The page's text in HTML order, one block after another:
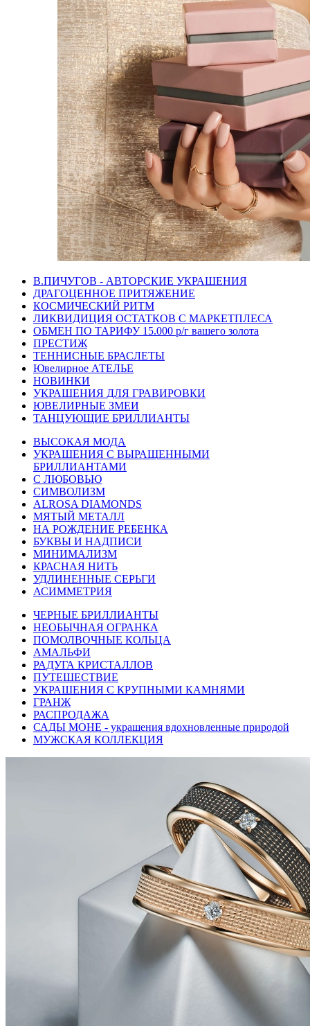
В.ПИЧУГОВ - АВТОРСКИЕ УКРАШЕНИЯ
ДРАГОЦЕННОЕ ПРИТЯЖЕНИЕ
КОСМИЧЕСКИЙ РИТМ
ЛИКВИДИЦИЯ ОСТАТКОВ С МАРКЕТПЛЕСА
ОБМЕН ПО ТАРИФУ 15.000 р/г вашего золота
ПРЕСТИЖ
ТЕННИСНЫЕ БРАСЛЕТЫ
Ювелирное АТЕЛЬЕ
НОВИНКИ
УКРАШЕНИЯ ДЛЯ ГРАВИРОВКИ
ЮВЕЛИРНЫЕ ЗМЕИ
ТАНЦУЮЩИЕ БРИЛЛИАНТЫ
ВЫСОКАЯ МОДА
УКРАШЕНИЯ С ВЫРАЩЕННЫМИ
БРИЛЛИАНТАМИ
С ЛЮБОВЬЮ
СИМВОЛИЗМ
ALROSA DIAMONDS
МЯТЫЙ МЕТАЛЛ
НА РОЖДЕНИЕ РЕБЕНКА
БУКВЫ И НАДПИСИ
МИНИМАЛИЗМ
КРАСНАЯ НИТЬ
УДЛИНЕННЫЕ СЕРЬГИ
АСИММЕТРИЯ
ЧЕРНЫЕ БРИЛЛИАНТЫ
НЕОБЫЧНАЯ ОГРАНКА
ПОМОЛВОЧНЫЕ КОЛЬЦА
АМАЛЬФИ
РАДУГА КРИСТАЛЛОВ
ПУТЕШЕСТВИЕ
УКРАШЕНИЯ С КРУПНЫМИ КАМНЯМИ
ГРАНЖ
РАСПРОДАЖА
САДЫ МОНЕ - украшения вдохновленные природой
МУЖСКАЯ КОЛЛЕКЦИЯ